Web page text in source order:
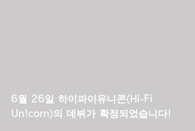
6월 26일 하이파이유니콘(Hi-Fi
Un!corn)의 데뷔가 확정되었습니다!